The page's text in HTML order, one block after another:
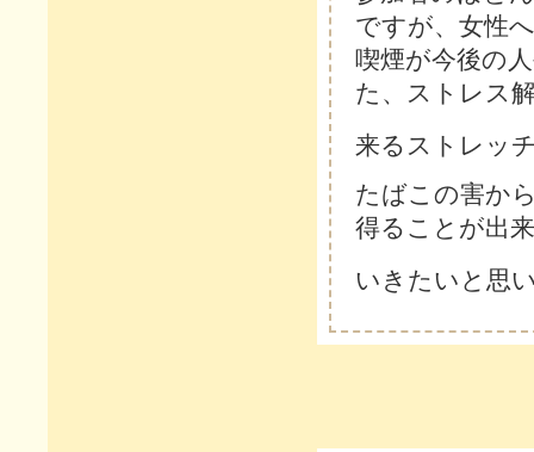
ですが、女性
喫煙が今後の
た、ストレス
来るストレッ
たばこの害か
得ることが出
いきたいと思